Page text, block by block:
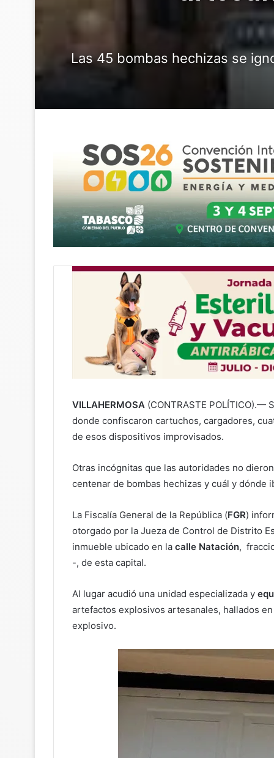
Las 45 bombas hechizas se
VILLAHERMOSA (CONTRASTE
donde confiscaron cartuchos, cargadores,
de esos dispositivos improvisados.
Otras incógnitas que las autoridades no
centenar de bombas hechizas y cuál y dónde
La Fiscalía General de la República (FGR)
otorgado por la Jueza de Control de Distrito
inmueble ubicado en la calle Natación,
-, de esta capital.
Al lugar acudió una unidad especializada y
artefactos explosivos artesanales, hallados
explosivo.